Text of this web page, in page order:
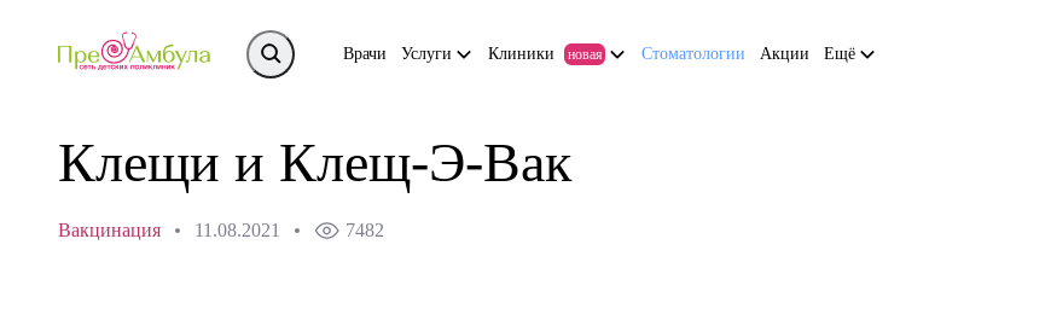
Врачи Услуги Клиники новая Стоматологии Акции Ещё
Клещи и Клещ-Э-Вак
Вакцинация 11.08.2021 7482